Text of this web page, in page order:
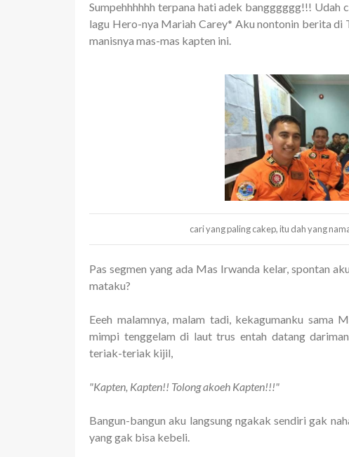
Sumpehhhhhh terpana hati adek bangggggg!!! Udah
lagu Hero-nya Mariah Carey* Aku nontonin berita di
manisnya mas-mas kapten ini.
cari yang paling cakep, itu dah yang
Pas segmen yang ada Mas Irwanda kelar, spontan
mataku?
Eeeh malamnya, malam tadi, kekagumanku sama
mimpi tenggelam di laut trus entah datang
teriak-teriak kijil,
"Kapten, Kapten!! Tolong akoeh Kapten!!!"
Bangun-bangun aku langsung ngakak sendiri gak
yang gak bisa kebeli.